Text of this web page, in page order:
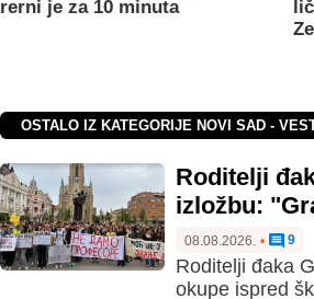
rerni je za 10 minuta
OSTALO IZ KATEGORIJE NOVI SAD -
Roditelji
izložbu:
08.08.2026. • 9
Roditelji đaka
okupe ispred